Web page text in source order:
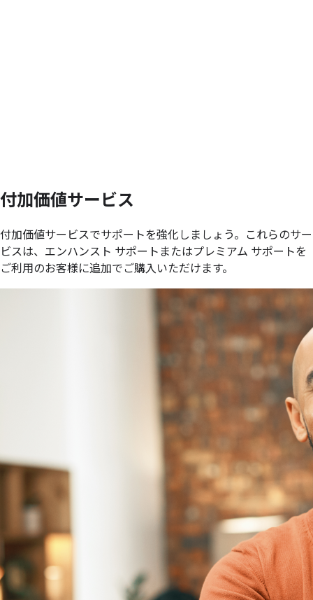
付加価値サービス
付加価値サービスでサポートを強化しましょう。これらのサー
ビスは、エンハンスト サポートまたはプレミアム サポートを
ご利用のお客様に追加でご購入いただけます。